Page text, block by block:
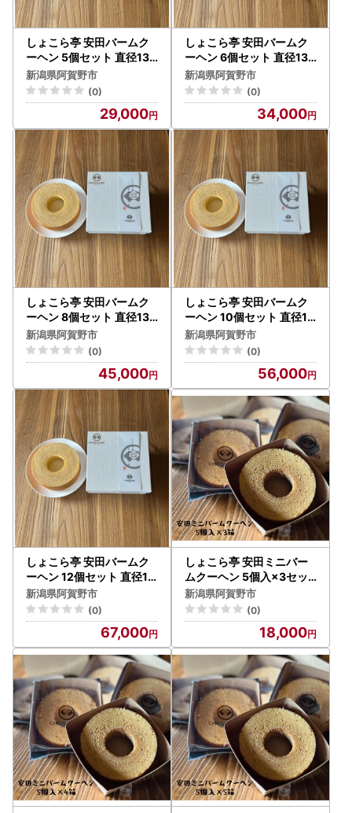
しょこら亭 安田バームク
ーヘン 5個セット 直径13c
m お菓子 菓子 スイーツ 贈
答 1Z16029
新潟県阿賀野市
(0)
29,000
しょこら亭 安田バームク
ーヘン 6個セット 直径13c
m お菓子 菓子 スイーツ 贈
答 1Z17034
新潟県阿賀野市
(0)
34,000
しょこら亭 安田バームク
ーヘン 8個セット 直径13c
m お菓子 菓子 スイーツ 贈
答 1Z18045
新潟県阿賀野市
(0)
45,000
しょこら亭 安田バームク
ーヘン 10個セット 直径13
cm お菓子 菓子 スイーツ
贈答 1Z19056
新潟県阿賀野市
(0)
56,000
しょこら亭 安田バームク
ーヘン 12個セット 直径13
cm お菓子 菓子 スイーツ
贈答 1Z20067
新潟県阿賀野市
(0)
67,000
しょこら亭 安田ミニバー
ムクーヘン 5個入×3セッ
ト 直径約8.0cm お菓子 菓
子 スイーツ 贈答 1Z22018
新潟県阿賀野市
(0)
18,000